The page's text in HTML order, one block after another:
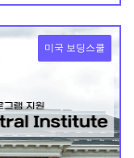
미국 보딩스쿨